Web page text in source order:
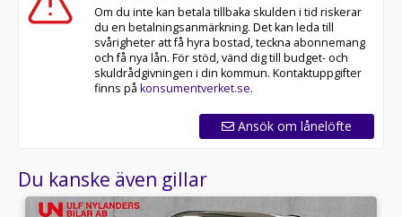
Om du inte kan betala tillbaka skulden i tid riskerar
du en betalningsanmärkning. Det kan leda till
svårigheter att få hyra bostad, teckna abonnemang
och få nya lån. För stöd, vänd dig till budget- och
skuldrådgivningen i din kommun. Kontaktuppgifter
finns på konsumentverket.se.
Ansök om lånelöfte
Du kanske även gillar